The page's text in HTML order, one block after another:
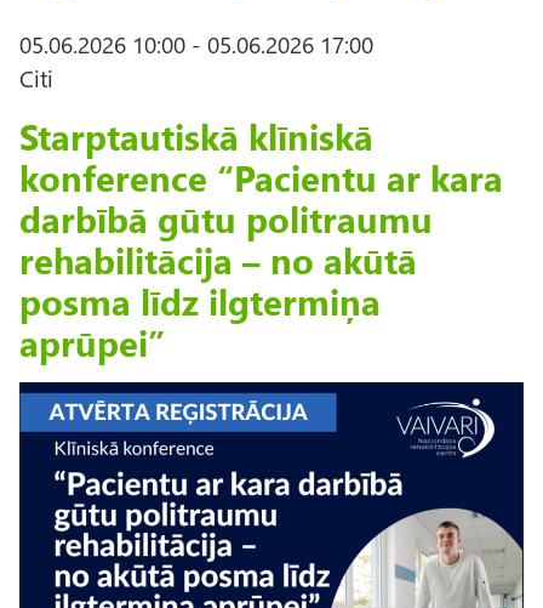
05.06.2026 10:00 - 05.06.2026 17:00
Citi
Starptautiskā klīniskā
konference “Pacientu ar kara
darbībā gūtu politraumu
rehabilitācija – no akūtā
posma līdz ilgtermiņa
aprūpei”
I
m